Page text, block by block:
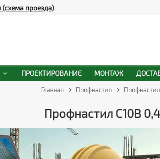
Главная Профнастил
Профнастил С10В
(схема проезда)
ПРОЕКТИРОВАНИЕ МОНТАЖ